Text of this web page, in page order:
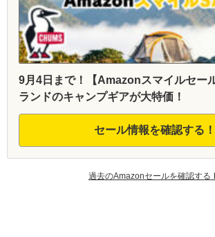
9月4日まで！【Amazonスマイルセー
ランドのキャンプギアが大特価！
セール情報を確認する！
過去のAmazonセールを確認する